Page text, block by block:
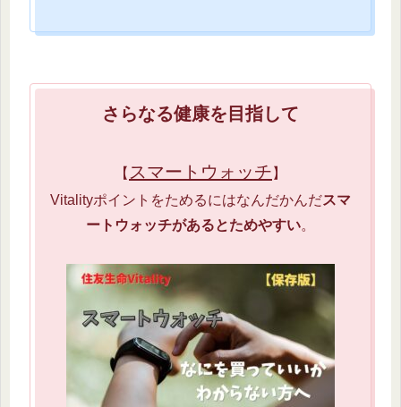
さらなる健康を目指して
【 スマートウォッチ 】
Vitalityポイントをためるにはなんだかんだスマ
ートウォッチがあるとためやすい。